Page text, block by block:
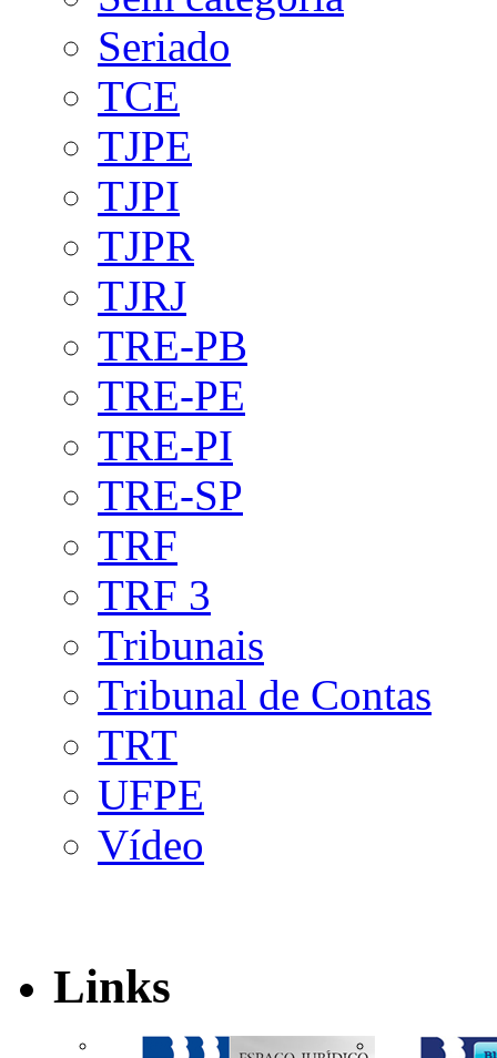
Seriado
TCE
TJPE
TJPI
TJPR
TJRJ
TRE-PB
TRE-PE
TRE-PI
TRE-SP
TRF
TRF 3
Tribunais
Tribunal de Contas
TRT
UFPE
Vídeo
Links